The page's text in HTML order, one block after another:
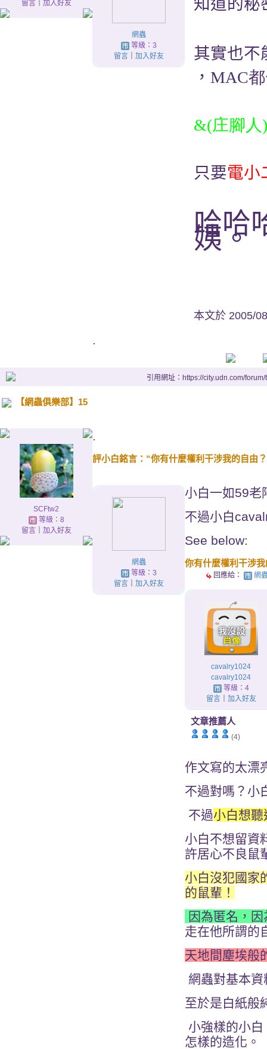
留言｜ 加入好友
網蟲
等級：3
留言｜ 加入好友
知道的秘
其實也不
， MAC
&(庄腳人)
只要電小
哈哈
姨。
本文於 2005/
.
引用網址：https://city.udn.com/
【網蟲俱樂部】15
SCFtw2
等級：8
留言｜ 加入好友
.
評小白銘言：“你有什麼權利干涉我的自由
網蟲
等級：3
留言｜ 加入好友
小白一如59老
不過小白
See below:
你有什麼權利干涉
回應給： 網
cavalry1024
cavalry1024
等級：4
留言｜ 加入好友
文章推薦人
(4)
作文寫的太漂
不過對嗎？小
不過小白想
小白不想留資
許居心不良鼠
小白沒犯國家
的鼠輩！
因為匿名，
走在他所謂的
天地間塵埃般
網蟲對基本
至於是白紙般
小強樣的小
怎樣的造化。